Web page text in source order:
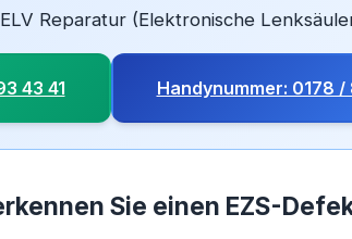
Reparatur (Elektronische
43 41 Handynummer: 0178
Sie einen EZS-